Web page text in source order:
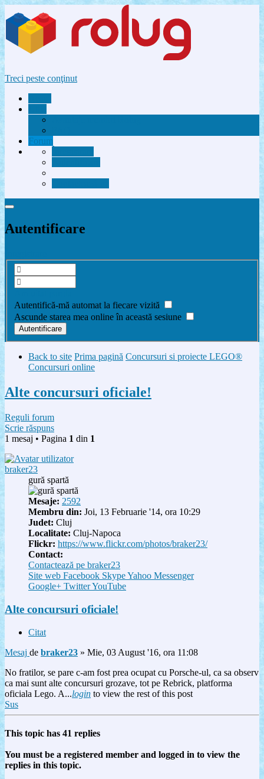
Treci peste conţinut
Forum
Autentificare
Autentifică-mă automat la fiecare vizită
Ascunde starea mea online în această sesiune
Back to site Prima pagină Concursuri si proiecte LEGO®
Concursuri online
Alte concursuri oficiale!
Reguli forum
Scrie răspuns
1 mesaj • Pagina 1 din 1
braker23
gură spartă
Mesaje: 2592
Membru din: Joi, 13 Februarie '14, ora 10:29
Judet: Cluj
Localitate: Cluj-Napoca
Flickr: https://www.flickr.com/photos/braker23/
Contact:
Contactează pe braker23
Site web Facebook SkypeYahoo Messenger
Google+ TwitterYouTube
Alte concursuri oficiale!
Citat
Mesaj de braker23 » Mie, 03 August '16, ora 11:08
No fratilor, se pare c-am fost prea ocupat cu Porsche-ul, ca sa observ
ca mai sunt alte concursuri grozave, tot pe Rebrick, platforma
oficiala Lego. A...login to view the rest of this post
Sus
This topic has 41 replies
You must be a registered member and logged in to view the
replies in this topic.